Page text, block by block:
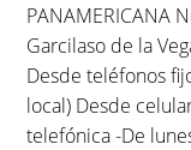
PANAMERICANA
Garcilaso de la
Desde teléfonos
local) Desde
telefónica -De